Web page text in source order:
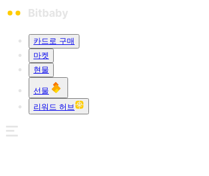
카드로 구매
마켓
현물
선물
리워드 허브